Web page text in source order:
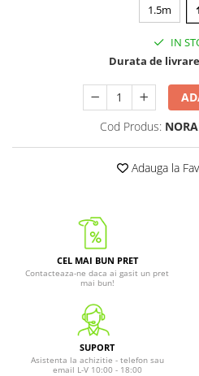
1.5m
IN
Durata de
Cod Produs:
Adauga la
CEL MAI BUN PRET
Contacteaza-ne daca ai gasit un pret
mai bun!
SUPORT
Asistenta la achizitie - telefon sau
email L-V 10:00 - 18:00